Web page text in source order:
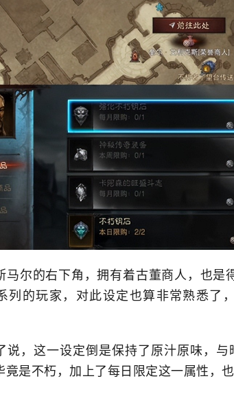
马尔的右下角，拥有着古董商人，也是
列的玩家，对此设定也算非常熟悉了
说，这一设定倒是保持了原汁原味，
竟是不朽，加上了每日限定这一属性，